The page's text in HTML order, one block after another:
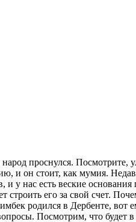
проснулся. Посмотрите,
и он стоит, как мумия.
нас есть веские основания
его за свой счет.
родился в Дербенте, вот
Посмотрим, что будет в